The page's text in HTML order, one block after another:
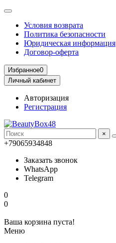
Условия возврата
Политика безопасности
Юридическая информация
Договор-оферта
Избранное0
Личный кабинет
Авторизация
Регистрация
×
+79065934848
Заказать звонок
WhatsApp
Telegram
0
0
Ваша корзина пуста!
Меню